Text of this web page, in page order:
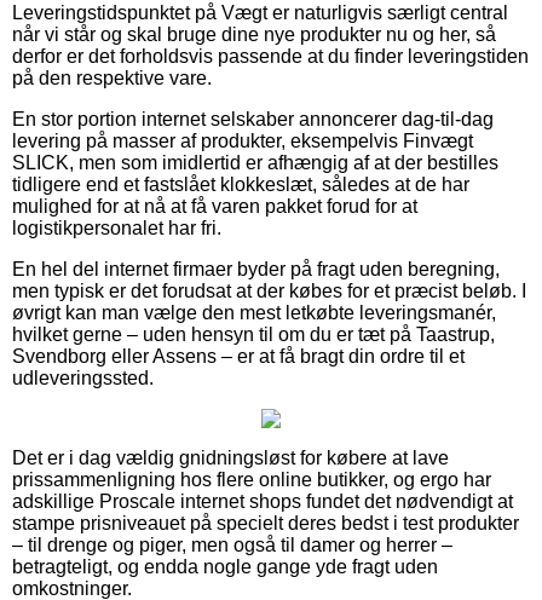
Leveringstidspunktet på Vægt er naturligvis særligt central
når vi står og skal bruge dine nye produkter nu og her, så
derfor er det forholdsvis passende at du finder leveringstiden
på den respektive vare.
En stor portion internet selskaber annoncerer dag-til-dag
levering på masser af produkter, eksempelvis Finvægt
SLICK, men som imidlertid er afhængig af at der bestilles
tidligere end et fastslået klokkeslæt, således at de har
mulighed for at nå at få varen pakket forud for at
logistikpersonalet har fri.
En hel del internet firmaer byder på fragt uden beregning,
men typisk er det forudsat at der købes for et præcist beløb. I
øvrigt kan man vælge den mest letkøbte leveringsmanér,
hvilket gerne – uden hensyn til om du er tæt på Taastrup,
Svendborg eller Assens – er at få bragt din ordre til et
udleveringssted.
Det er i dag vældig gnidningsløst for købere at lave
prissammenligning hos flere online butikker, og ergo har
adskillige Proscale internet shops fundet det nødvendigt at
stampe prisniveauet på specielt deres bedst i test produkter
– til drenge og piger, men også til damer og herrer –
betragteligt, og endda nogle gange yde fragt uden
omkostninger.